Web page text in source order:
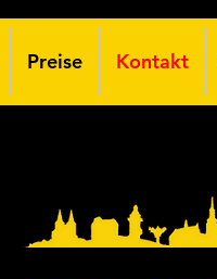
Preise Kontakt